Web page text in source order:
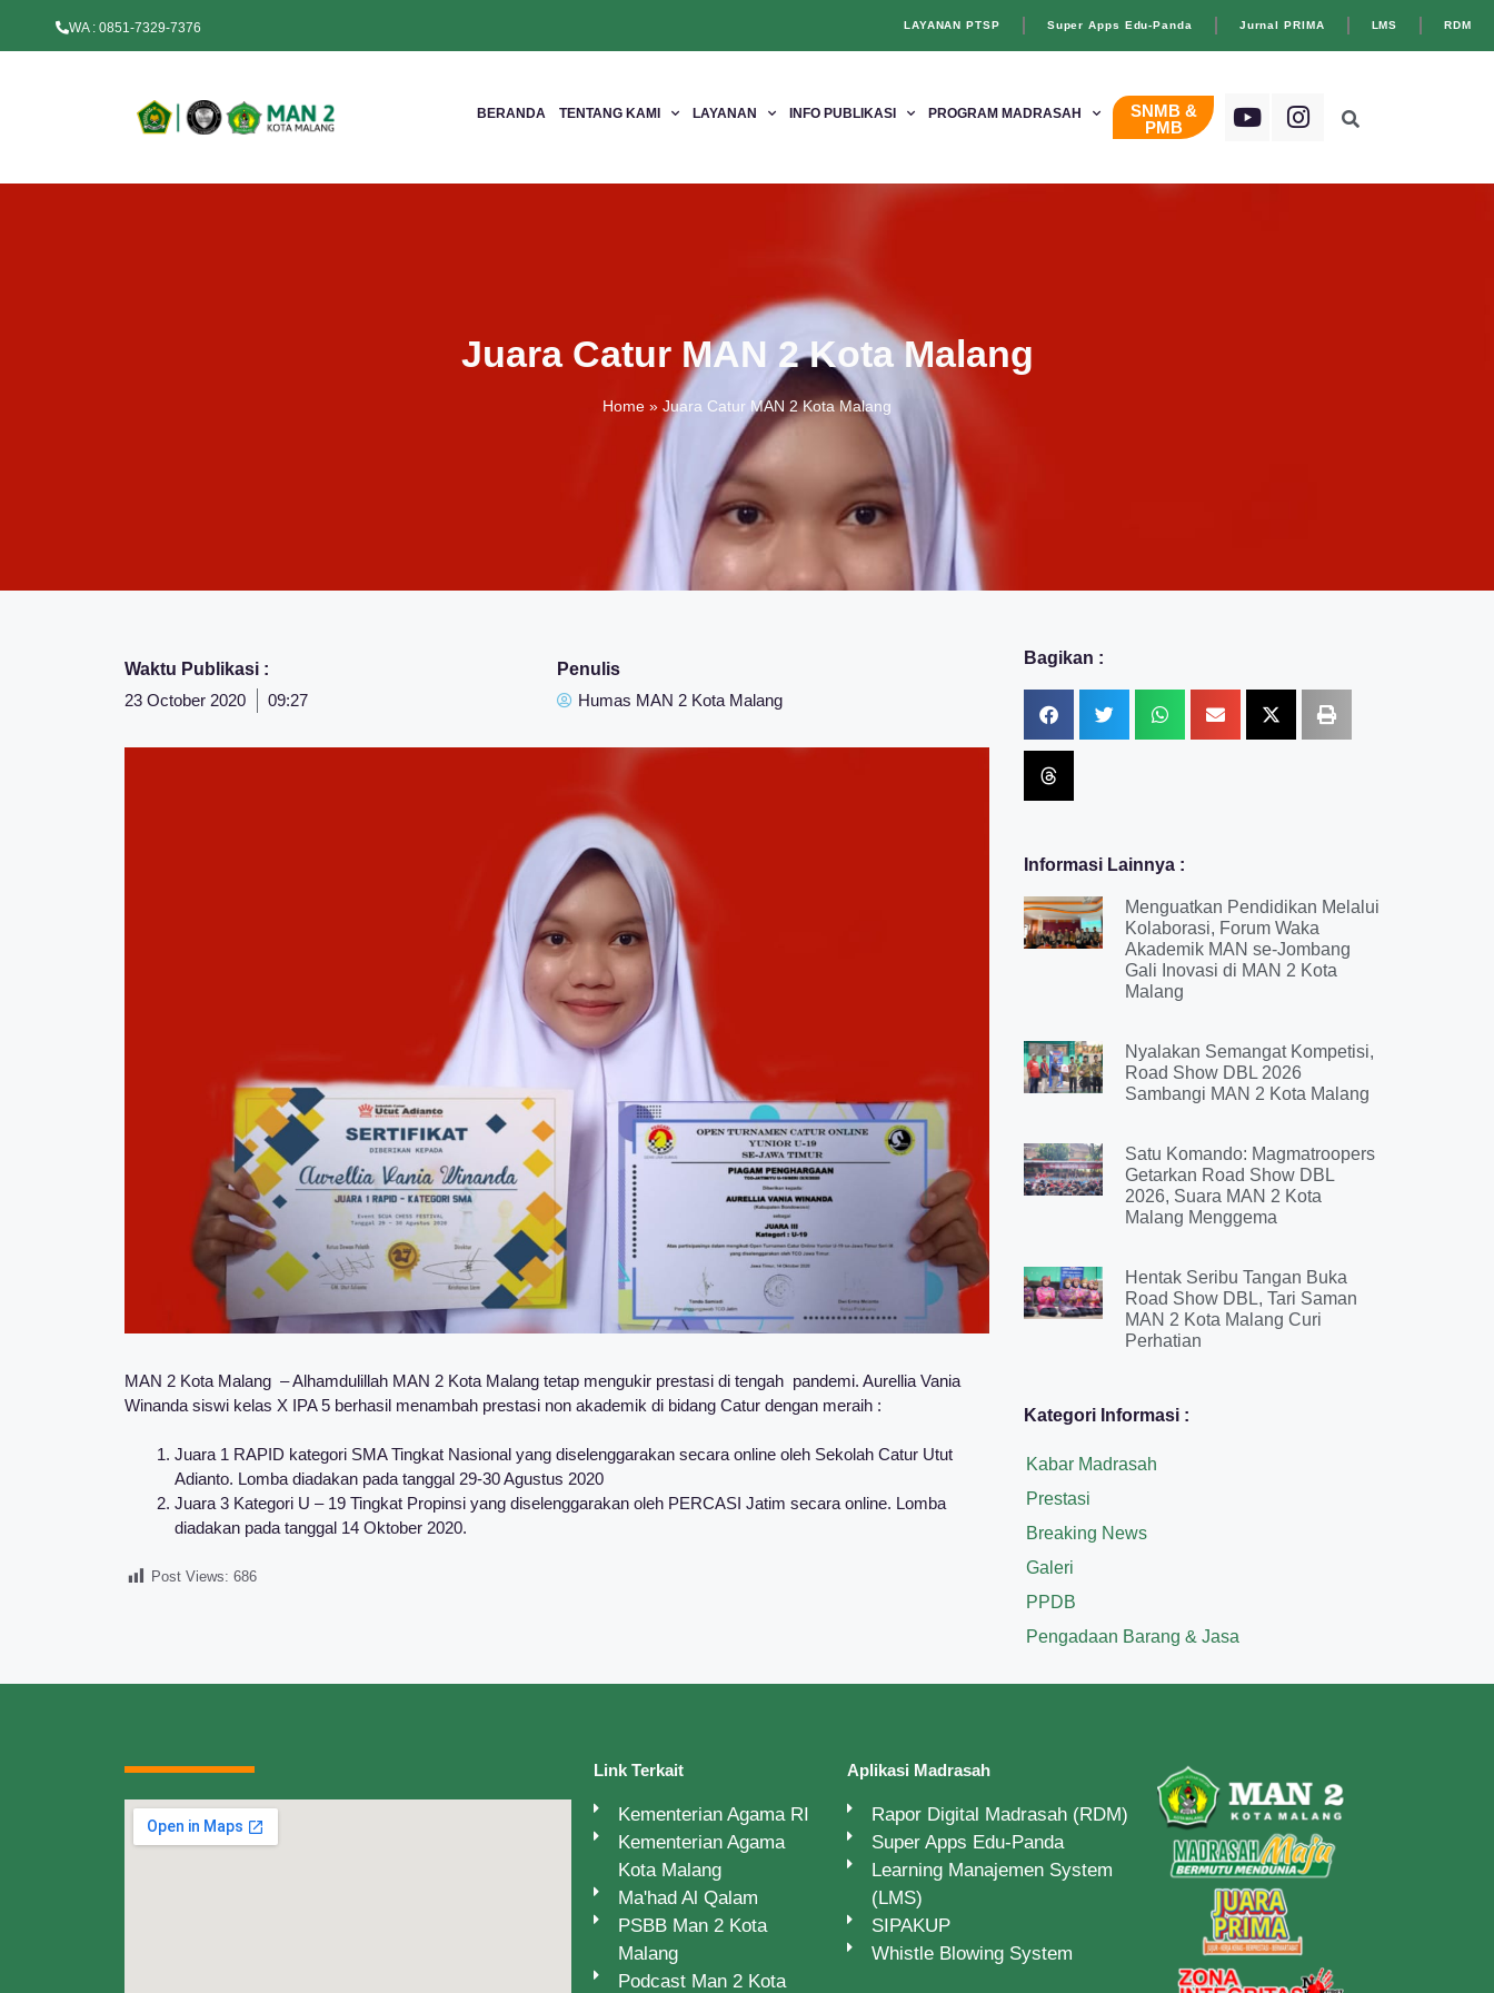
WA : 0851-7329-7376 LAYANAN PTSP Super Apps Edu-Panda Jurnal PRIMA LMS RDM
BERANDA TENTANG KAMI LAYANAN INFO PUBLIKASI PROGRAM MADRASAH
SNMB &
PMB
Juara Catur MAN 2 Kota Malang
Home » Juara Catur MAN 2 Kota Malang
Waktu Publikasi :
23 October 2020
09:27
Penulis
Humas MAN 2 Kota Malang
MAN 2 Kota Malang – Alhamdulillah MAN 2 Kota Malang tetap mengukir prestasi di tengah pandemi. Aurellia Vania
Winanda siswi kelas X IPA 5 berhasil menambah prestasi non akademik di bidang Catur dengan meraih :
Juara 1 RAPID kategori SMA Tingkat Nasional yang diselenggarakan secara online oleh Sekolah Catur Utut
Adianto. Lomba diadakan pada tanggal 29-30 Agustus 2020
Juara 3 Kategori U – 19 Tingkat Propinsi yang diselenggarakan oleh PERCASI Jatim secara online. Lomba
diadakan pada tanggal 14 Oktober 2020.
Post Views: 686
Bagikan :
Informasi Lainnya :
Menguatkan Pendidikan Melalui
Kolaborasi, Forum Waka
Akademik MAN se-Jombang
Gali Inovasi di MAN 2 Kota
Malang
Nyalakan Semangat Kompetisi,
Road Show DBL 2026
Sambangi MAN 2 Kota Malang
Satu Komando: Magmatroopers
Getarkan Road Show DBL
2026, Suara MAN 2 Kota
Malang Menggema
Hentak Seribu Tangan Buka
Road Show DBL, Tari Saman
MAN 2 Kota Malang Curi
Perhatian
Kategori Informasi :
Kabar Madrasah
Prestasi
Breaking News
Galeri
PPDB
Pengadaan Barang & Jasa
Link Terkait
Kementerian Agama RI
Kementerian Agama
Kota Malang
Ma'had Al Qalam
PSBB Man 2 Kota
Malang
Podcast Man 2 Kota
Aplikasi Madrasah
Rapor Digital Madrasah (RDM)
Super Apps Edu-Panda
Learning Manajemen System
(LMS)
SIPAKUP
Whistle Blowing System